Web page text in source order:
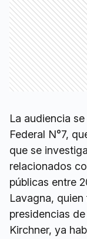
La audiencia
Federal N°7,
que se
relacionados
públicas entre
Lavagna,
presidencias
Kirchner, ya